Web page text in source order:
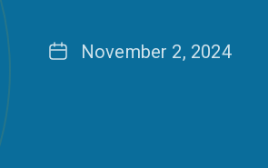
DateNovember 2, 2024